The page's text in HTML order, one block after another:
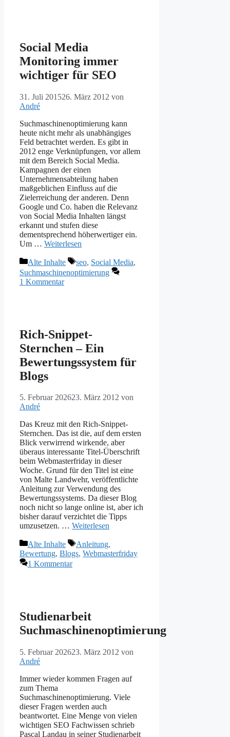
Social Media
Monitoring immer
wichtiger für SEO
31. Juli 201526. März 2012 von
André
Suchmaschinenoptimierung kann
heute nicht mehr als unabhängiges
Feld betrachtet werden. Es gibt in
2012 enge Verknüpfungen, vor allem
mit dem Bereich Social Media.
Kampagnen der einen
Unternehmensabteilung haben
maßgeblichen Einfluss auf die
Zielerreichung der anderen. Denn
Google und Co. haben die Relevanz
von Social Media Inhalten längst
erkannt und stufen diese
dementsprechend höherwertiger ein.
Um … Weiterlesen
Kategorien
Alte Inhalte Schlagwörter
seo, Social Media,
Suchmaschinenoptimierung
1 Kommentar
Rich-Snippet-
Sternchen – Ein
Bewertungssystem für
Blogs
5. Februar 202623. März 2012 von
André
Das Kreuz mit den Rich-Snippet-
Sternchen. Das ist die, auf dem ersten
Blick verwirrend wirkende, aber
überaus interessante Titel-Überschrift
beim Webmasterfriday in dieser
Woche. Grund für den Titel ist eine
von Malte Landwehr, veröffentlichte
Anleitung zur Verwendung des
Bewertungssystems. Da dieser Blog
noch nicht so lange online ist, aber ich
bisher darauf verzichtet die Tipps
umzusetzen. … Weiterlesen
Kategorien
Alte Inhalte Schlagwörter
Anleitung,
Bewertung, Blogs, Webmasterfriday
1 Kommentar
Studienarbeit
Suchmaschinenoptimierung
5. Februar 202623. März 2012 von
André
Immer wieder kommen Fragen auf
zum Thema
Suchmaschinenoptimierung. Viele
dieser Fragen werden auch
beantwortet. Eine Menge von vielen
wichtigen SEO Fachwissen schrieb
Pascal Landau in seiner Studienarbeit